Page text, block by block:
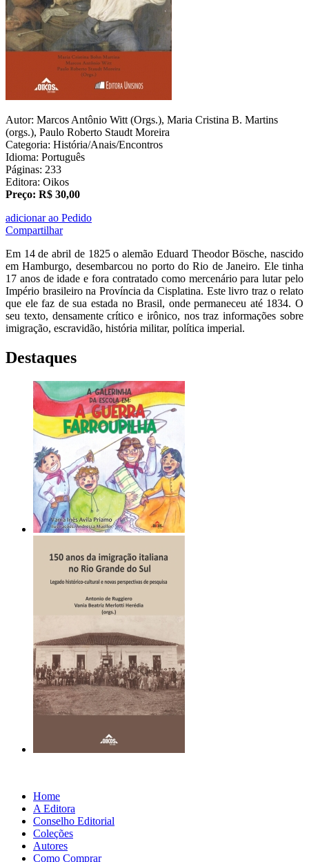
Autor: Marcos Antônio Witt (Orgs.), Maria Cristina B. Martins
(orgs.), Paulo Roberto Staudt Moreira
Categoria: História/Anais/Encontros
Idioma: Português
Páginas: 233
Editora: Oikos
Preço: R$ 30,00
adicionar ao Pedido
Compartilhar
Em 14 de abril de 1825 o alemão Eduard Theodor Bösche, nascido
em Hamburgo, desembarcou no porto do Rio de Janeiro. Ele tinha
17 anos de idade e fora contratado como mercenário para lutar pelo
Império brasileiro na Província da Cisplatina. Este livro traz o relato
que ele faz de sua estada no Brasil, onde permaneceu até 1834. O
seu texto, densamente crítico e irônico, nos traz informações sobre
imigração, escravidão, história militar, política imperial.
Destaques
Home
A Editora
Conselho Editorial
Coleções
Autores
Como Comprar